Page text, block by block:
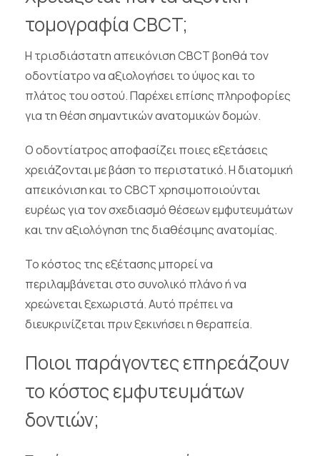
τομογραφία CBCT;
Η τρισδιάστατη απεικόνιση CBCT βοηθά τον
οδοντίατρο να αξιολογήσει το ύψος και το
πλάτος του οστού. Παρέχει επίσης πληροφορίες
για τη θέση σημαντικών ανατομικών δομών.
Ο οδοντίατρος αποφασίζει ποιες εξετάσεις
χρειάζονται με βάση το περιστατικό. Η διατομική
απεικόνιση και το CBCT χρησιμοποιούνται
ευρέως για τον σχεδιασμό θέσεων εμφυτευμάτων
και την αξιολόγηση της διαθέσιμης ανατομίας.
Το κόστος της εξέτασης μπορεί να
περιλαμβάνεται στο συνολικό πλάνο ή να
χρεώνεται ξεχωριστά. Αυτό πρέπει να
διευκρινίζεται πριν ξεκινήσει η θεραπεία.
Ποιοι παράγοντες επηρεάζουν
το κόστος εμφυτευμάτων
δοντιών;